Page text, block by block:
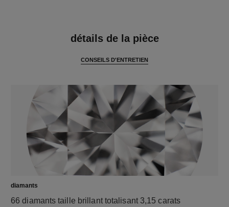
détails de la pièce
CONSEILS D'ENTRETIEN
diamants
66 diamants taille brillant totalisant 3,15 carats